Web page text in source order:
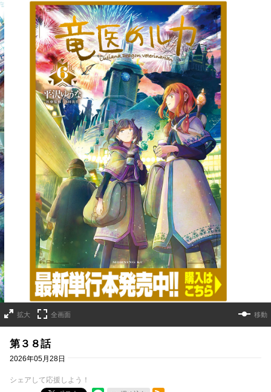
詳細ページへのリンク
拡大 全画面 移動
第３８話
2026年05月28日
シェアして応援しよう！
RSSフィード